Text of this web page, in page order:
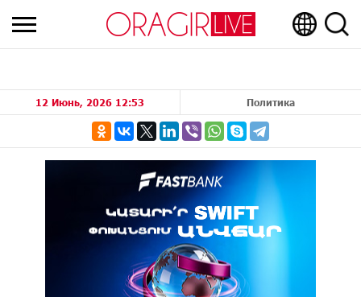
12 Июнь, 2026 12:53 Политика